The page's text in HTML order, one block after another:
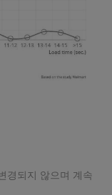
경되지 않으며 계속